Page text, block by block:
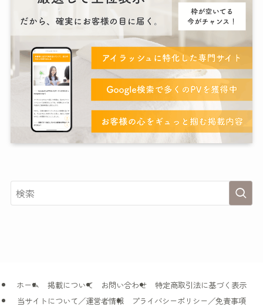
ホーム 掲載について お問い合わせ
特定商取引法に基づく表示
当サイトについて／運営者情報
プライバシーポリシー／免責事項